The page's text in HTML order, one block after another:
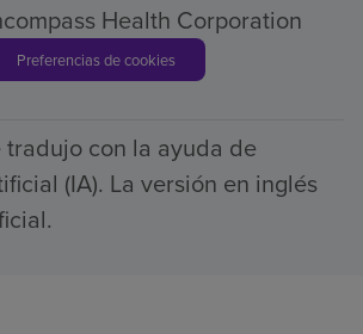
Health Corporation
Preferencias de cookies
con la ayuda de
(IA). La versión en inglés